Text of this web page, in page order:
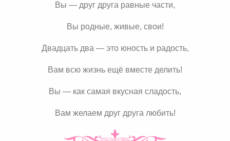
Вы — друг друга равные части,
Вы родные, живые, свои!
Двадцать два — это юность и радость,
Вам всю жизнь ещё вместе делить!
Вы — как самая вкусная сладость,
Вам желаем друг друга любить!